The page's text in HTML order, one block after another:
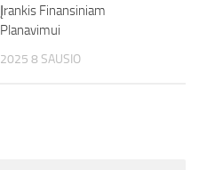
Įrankis Finansiniam
Planavimui
2025 8 SAUSIO